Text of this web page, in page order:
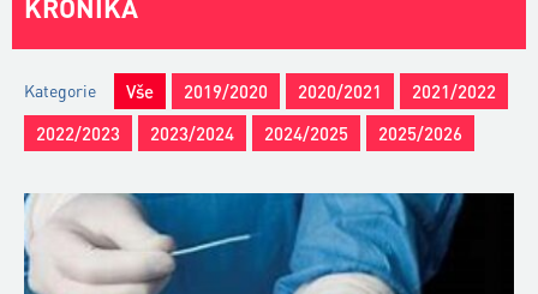
KRONIKA
Kategorie Vše 2019/2020 2020/2021
2021/2022
2022/2023
2023/2024 2024/2025 2025/2026